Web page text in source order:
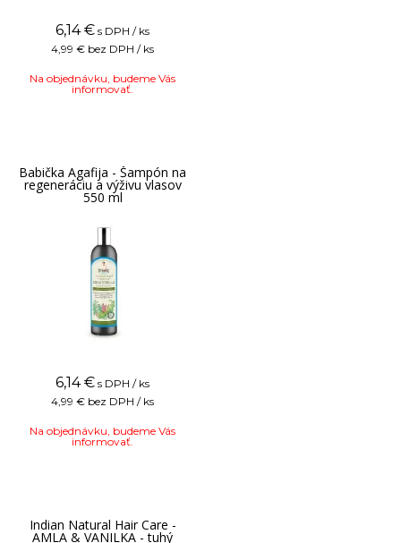
6,14 € s DPH / ks
4,99 € bez DPH / ks
Na objednávku, budeme Vás
informovať.
Babička Agafija - Šampón na
regeneráciu a výživu vlasov
550 ml
6,14 € s DPH / ks
4,99 € bez DPH / ks
Na objednávku, budeme Vás
informovať.
Indian Natural Hair Care -
AMLA & VANILKA - tuhý